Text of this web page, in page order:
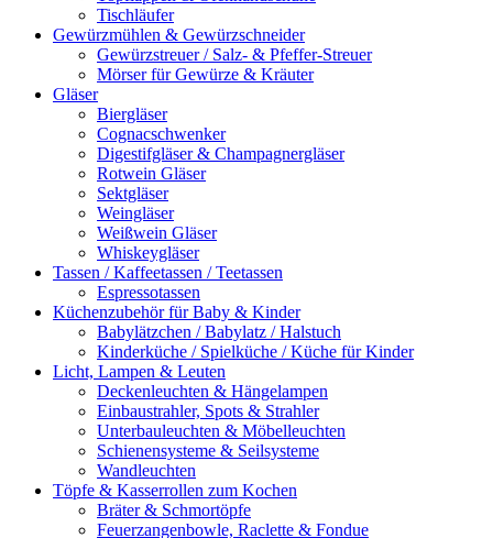
Tischläufer
Gewürzmühlen & Gewürzschneider
Gewürzstreuer / Salz- & Pfeffer-Streuer
Mörser für Gewürze & Kräuter
Gläser
Biergläser
Cognacschwenker
Digestifgläser & Champagnergläser
Rotwein Gläser
Sektgläser
Weingläser
Weißwein Gläser
Whiskeygläser
Tassen / Kaffeetassen / Teetassen
Espressotassen
Küchenzubehör für Baby & Kinder
Babylätzchen / Babylatz / Halstuch
Kinderküche / Spielküche / Küche für Kinder
Licht, Lampen & Leuten
Deckenleuchten & Hängelampen
Einbaustrahler, Spots & Strahler
Unterbauleuchten & Möbelleuchten
Schienensysteme & Seilsysteme
Wandleuchten
Töpfe & Kasserrollen zum Kochen
Bräter & Schmortöpfe
Feuerzangenbowle, Raclette & Fondue